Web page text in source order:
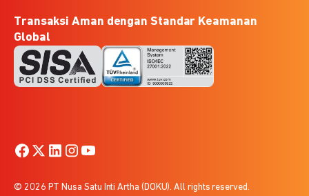
Transaksi Aman dengan Standar Keamanan
Global
© 2026 PT Nusa Satu Inti Artha (DOKU). All rights reserved.